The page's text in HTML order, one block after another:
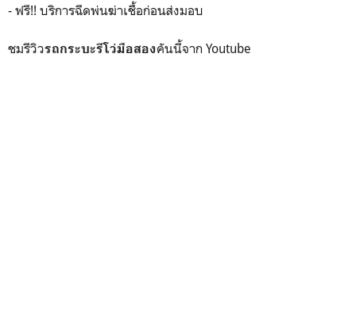
- ฟรี!! บริการฉีดพ่นฆ่าเชื้อก่อนส่งมอบ
ชมรีวิวรถกระบะรีโว่มือสองคันนี้จาก Youtube